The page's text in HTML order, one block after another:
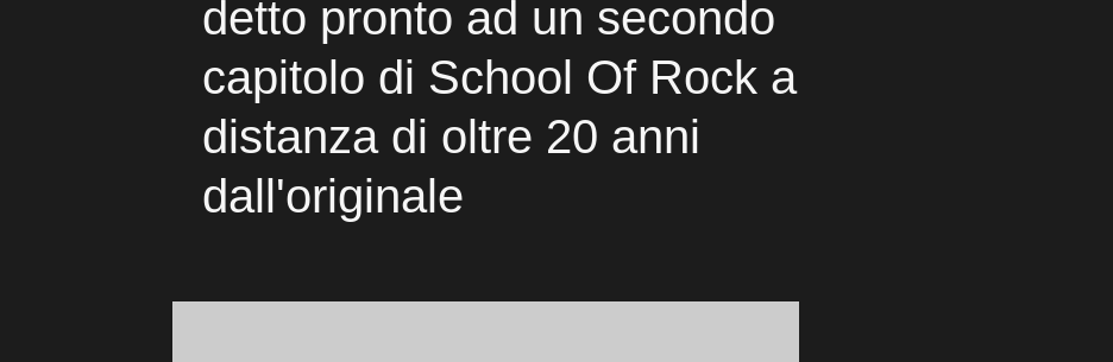
detto pronto ad un secondo
capitolo di School Of Rock a
distanza di oltre 20 anni
dall'originale